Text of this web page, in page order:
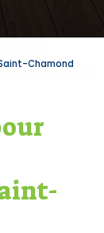
Chamond